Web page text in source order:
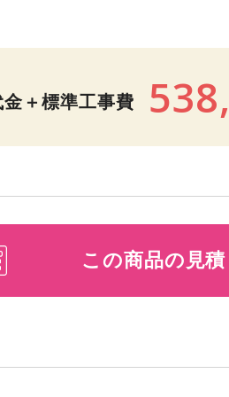
金＋標準工事費
この商品の見